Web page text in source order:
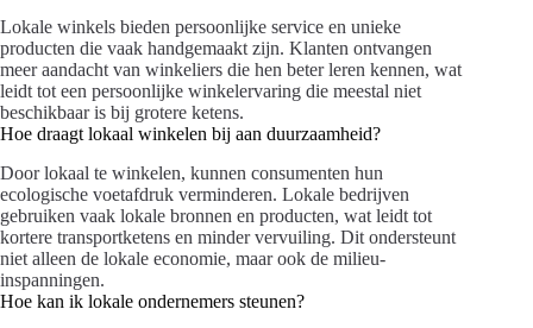
Lokale winkels bieden persoonlijke service en unieke
producten die vaak handgemaakt zijn. Klanten ontvangen
meer aandacht van winkeliers die hen beter leren kennen, wat
leidt tot een persoonlijke winkelervaring die meestal niet
beschikbaar is bij grotere ketens.
Hoe draagt lokaal winkelen bij aan duurzaamheid?
Door lokaal te winkelen, kunnen consumenten hun
ecologische voetafdruk verminderen. Lokale bedrijven
gebruiken vaak lokale bronnen en producten, wat leidt tot
kortere transportketens en minder vervuiling. Dit ondersteunt
niet alleen de lokale economie, maar ook de milieu-
inspanningen.
Hoe kan ik lokale ondernemers steunen?